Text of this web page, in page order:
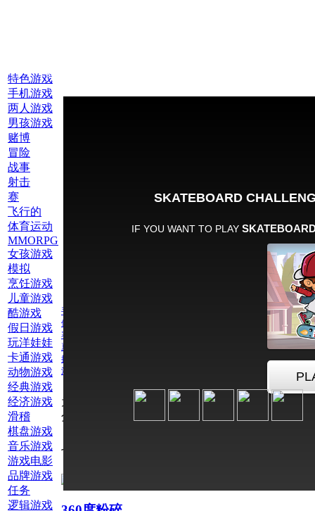
线上游戏:
特色游戏
手机游戏
两人游戏
男孩游戏
赌博
冒险
战事
射击
赛
飞行的
体育运动
MMORPG
女孩游戏
模拟
烹饪游戏
儿童游戏
酷游戏
假日游戏
玩洋娃娃
卡通游戏
动物游戏
经典游戏
经济游戏
滑稽
棋盘游戏
音乐游戏
游戏电影
品牌游戏
任务
逻辑游戏
手机游戏
体育运动
赛
夏季运动
挑战
滑板
为此游戏评
分：
也玩网络游戏夏季运动